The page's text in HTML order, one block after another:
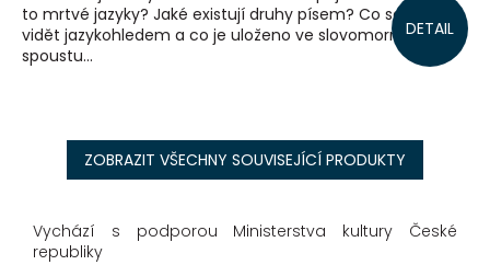
DETAIL
to mrtvé jazyky? Jaké existují druhy písem? Co se dá
vidět jazykohledem a co je uloženo ve slovomorně? To a
spoustu...
ZOBRAZIT VŠECHNY SOUVISEJÍCÍ PRODUKTY
Vychází s podporou Ministerstva kultury České
republiky